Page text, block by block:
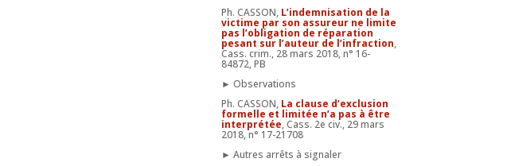
Ph. CASSON, L’indemnisation de la
victime par son assureur ne limite
pas l’obligation de réparation
pesant sur l’auteur de l’infraction,
Cass. crim., 28 mars 2018, n° 16-
84872, PB
► Observations
Ph. CASSON, La clause d’exclusion
formelle et limitée n’a pas à être
interprétée, Cass. 2e civ., 29 mars
2018, n° 17-21708
► Autres arrêts à signaler